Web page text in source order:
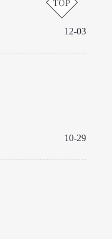
12-03
10-29